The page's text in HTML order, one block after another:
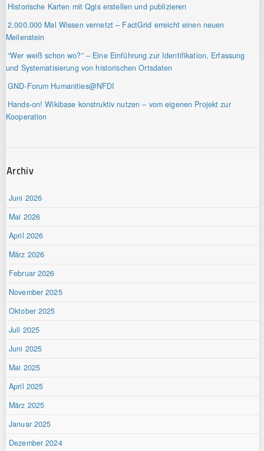
Historische Karten mit Qgis erstellen und publizieren
2.000.000 Mal Wissen vernetzt – FactGrid erreicht einen neuen
Meilenstein
“Wer weiß schon wo?” – Eine Einführung zur Identifikation, Erfassung
und Systematisierung von historischen Ortsdaten
GND-Forum Humanities@NFDI
Hands-on! Wikibase konstruktiv nutzen – vom eigenen Projekt zur
Kooperation
Archiv
Juni 2026
Mai 2026
April 2026
März 2026
Februar 2026
November 2025
Oktober 2025
Juli 2025
Juni 2025
Mai 2025
April 2025
März 2025
Januar 2025
Dezember 2024